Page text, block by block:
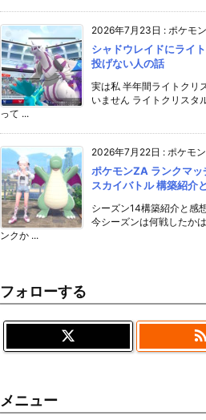
2026年7月23日 : ポケモン
シャドウレイドにライ
投げない人の話
実は私 半年間ライトクリ
いません ライトクリスタ
って ...
2026年7月22日 : ポケモン
ポケモンZA ランクマッ
スカイバトル 構築紹介
シーズン14構築紹介と感
今シーズンは何戦したか
ンクか ...
フォローする

メニュー